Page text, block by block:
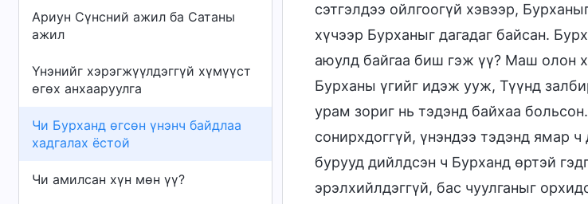
Ариун Сүнсний ажил ба Сатаны
ажил
Үнэнийг хэрэгжүүлдэггүй хүмүүст
өгөх анхааруулга
Чи Бурханд өгсөн үнэнч байдлаа
хадгалах ёстой
Чи амилсан хүн мөн үү?
сэтгэлдээ ойлгоогүй хэвээр,
хүчээр Бурханыг дагадаг байсан.
аюулд байгаа биш гэж үү? Маш олон
Бурханы үгийг идэж ууж, Түүнд
урам зориг нь тэдэнд байхаа
сонирхдоггүй, үнэндээ тэдэнд ямар
бурууд дийлдсэн ч Бурханд өртэй
эрэлхийлдэггүй, бас чуулганыг